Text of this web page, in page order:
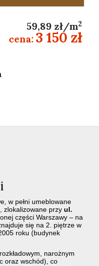
59,89 zł/m2
cena: 3 150 zł
w pełni umeblowane
, zlokalizowane przy ul.
części Warszawy – na
się na 2. piętrze w
roku (budynek
narożnym
oraz wschód), co